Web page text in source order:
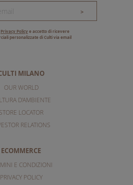
MILANO
OUR WORLD
D'AMBIENTE
STORE LOCATOR
RELATIONS
ECOMMERCE
E CONDIZIONI
PRIVACY POLICY
>
Privacy Policye accetto di ricevere
personalizzate di Culti via email